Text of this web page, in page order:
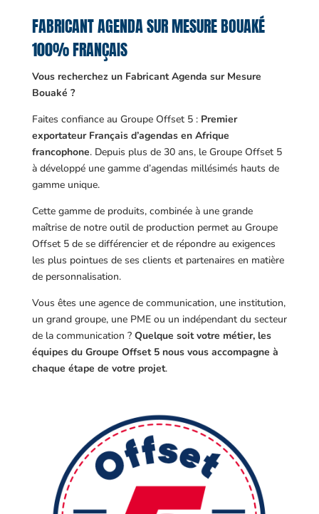
FABRICANT AGENDA SUR MESURE BOUAKÉ
100% FRANÇAIS
Vous recherchez un Fabricant Agenda sur Mesure
Bouaké ?
Faites confiance au Groupe Offset 5 : Premier
exportateur Français d’agendas en Afrique
francophone. Depuis plus de 30 ans, le Groupe Offset 5
à développé une gamme d’agendas millésimés hauts de
gamme unique.
Cette gamme de produits, combinée à une grande
maîtrise de notre outil de production permet au Groupe
Offset 5 de se différencier et de répondre au exigences
les plus pointues de ses clients et partenaires en matière
de personnalisation.
Vous êtes une agence de communication, une institution,
un grand groupe, une PME ou un indépendant du secteur
de la communication ? Quelque soit votre métier, les
équipes du Groupe Offset 5 nous vous accompagne à
chaque étape de votre projet.